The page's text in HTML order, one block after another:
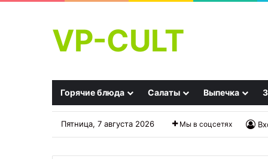
VP-CULT
Горячие блюда Салаты Выпечка
Пятница, 7 августа 2026 Мы в соцсетях